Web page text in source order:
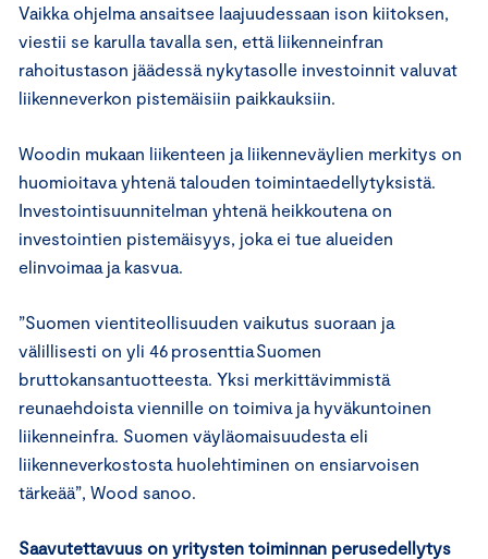
Vaikka ohjelma ansaitsee laajuudessaan ison kiitoksen,
viestii se karulla tavalla sen, että liikenneinfran
rahoitustason jäädessä nykytasolle investoinnit valuvat
liikenneverkon pistemäisiin paikkauksiin.
Woodin mukaan liikenteen ja liikenneväylien merkitys on
huomioitava yhtenä talouden toimintaedellytyksistä.
Investointisuunnitelman yhtenä heikkoutena on
investointien pistemäisyys, joka ei tue alueiden
elinvoimaa ja kasvua.
”Suomen vientiteollisuuden vaikutus suoraan ja
välillisesti on yli 46 prosenttia Suomen
bruttokansantuotteesta. Yksi merkittävimmistä
reunaehdoista viennille on toimiva ja hyväkuntoinen
liikenneinfra. Suomen väyläomaisuudesta eli
liikenneverkostosta huolehtiminen on ensiarvoisen
tärkeää”, Wood sanoo.
Saavutettavuus on yritysten toiminnan perusedellytys